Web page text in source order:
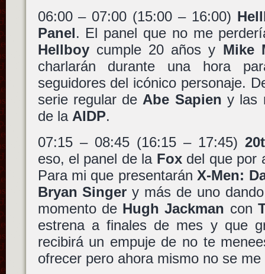
06:00 – 07:00 (15:00 – 16:00)
Panel. El panel que no me
Hellboycumple 20 años y Mike
charlarán durante una hora
seguidores del icónico personaje.
serie regular deAbe Sapien y las
de la AIDP.
07:15 – 08:45 (16:15 – 17:45)
eso, el panel de la Foxdel que por
Para mi que presentarán X-Men:
Bryan Singer y más de uno
momento de Hugh Jackman con
estrena a finales de mes y que
recibirá un empuje de no te
ofrecer pero ahora mismo no se me